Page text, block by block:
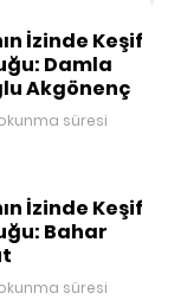
İzinde Keşif
Damla
Akgönenç
süresi
İzinde Keşif
Bahar
süresi